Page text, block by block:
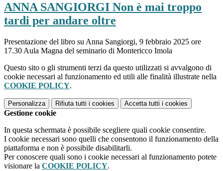
ANNA SANGIORGI Non è mai troppo
tardi per andare oltre
Presentazione del libro su Anna Sangiorgi, 9 febbraio 2025 ore
17.30 Aula Magna del seminario di Montericco Imola
Questo sito o gli strumenti terzi da questo utilizzati si avvalgono di
cookie necessari al funzionamento ed utili alle finalità illustrate nella
COOKIE POLICY.
Personalizza Rifiuta tutti i cookies Accetta tutti i cookies
Gestione cookie
In questa schermata è possibile scegliere quali cookie consentire.
I cookie necessari sono quelli che consentono il funzionamento della
piattaforma e non è possibile disabilitarli.
Per conoscere quali sono i cookie necessari al funzionamento potete
visionare la COOKIE POLICY.